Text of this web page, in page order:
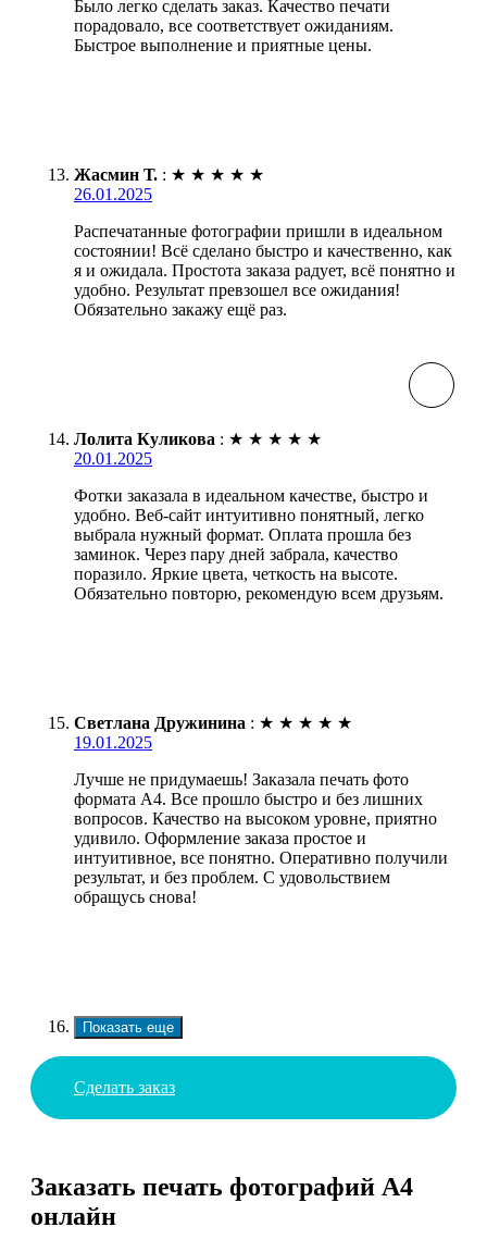
Было легко сделать заказ. Качество печати
порадовало, все соответствует ожиданиям.
Быстрое выполнение и приятные цены.
Жасмин Т. : ★ ★ ★ ★ ★
26.01.2025
Распечатанные фотографии пришли в идеальном
состоянии! Всё сделано быстро и качественно, как
я и ожидала. Простота заказа радует, всё понятно и
удобно. Результат превзошел все ожидания!
Обязательно закажу ещё раз.
Лолита Куликова : ★ ★ ★ ★ ★
20.01.2025
Фотки заказала в идеальном качестве, быстро и
удобно. Веб-сайт интуитивно понятный, легко
выбрала нужный формат. Оплата прошла без
заминок. Через пару дней забрала, качество
поразило. Яркие цвета, четкость на высоте.
Обязательно повторю, рекомендую всем друзьям.
Светлана Дружинина : ★ ★ ★ ★ ★
19.01.2025
Лучше не придумаешь! Заказала печать фото
формата А4. Все прошло быстро и без лишних
вопросов. Качество на высоком уровне, приятно
удивило. Оформление заказа простое и
интуитивное, все понятно. Оперативно получили
результат, и без проблем. С удовольствием
обращусь снова!
Показать еще
Сделать заказ
Заказать печать фотографий А4
онлайн